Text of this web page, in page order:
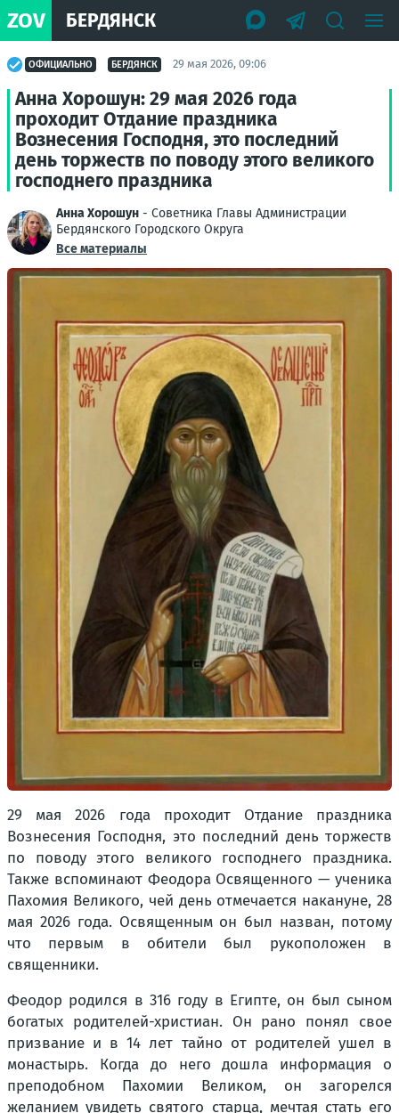
ZOV БЕРДЯНСК
ОФИЦИАЛЬНО БЕРДЯНСК 29 мая 2026, 09:06
Анна Хорошун: 29 мая 2026 года
проходит Отдание праздника
Вознесения Господня, это последний
день торжеств по поводу этого великого
господнего праздника
Анна Хорошун - Советника Главы Администрации
Бердянского Городского Округа
Все материалы
29 мая 2026 года проходит Отдание праздника
Вознесения Господня, это последний день торжеств
по поводу этого великого господнего праздника.
Также вспоминают Феодора Освященного — ученика
Пахомия Великого, чей день отмечается накануне, 28
мая 2026 года. Освященным он был назван, потому
что первым в обители был рукоположен в
священники.
Феодор родился в 316 году в Египте, он был сыном
богатых родителей-христиан. Он рано понял свое
призвание и в 14 лет тайно от родителей ушел в
монастырь. Когда до него дошла информация о
преподобном Пахомии Великом, он загорелся
желанием увидеть святого старца, мечтая стать его